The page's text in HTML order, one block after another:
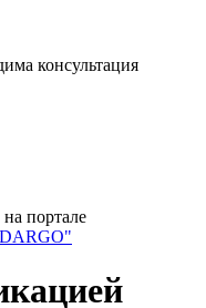
консультация
портале